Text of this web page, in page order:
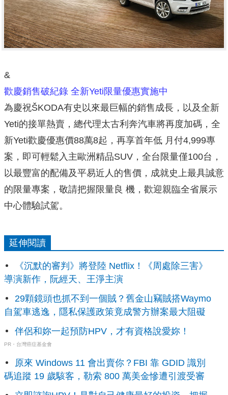
&
歡慶銷售破紀錄 全新Yeti限量優惠實施中
為慶祝ŠKODA有史以來最巨幅的銷售成長，以及全新
Yeti的接單熱賣，總代理太古利奔汽車將再度加碼，全
新Yeti歡慶優惠價88萬8起，再享首年低 月付4,999專
案，即可輕鬆入主歐洲精品SUV，全台限量僅100台，
以最豐富的配備及平易近人的售價，成就史上最具誠意
的限量專案，敬請把握限量良 機，歡迎親臨全省展示
中心體驗試駕。
延伸閱讀
《沉默的審判》將登陸 Netflix！《周處除三害》
導演新作，阮經天、王淨主演
29顆鏡頭也抓不到一個賊？舊金山竊賊搭Waymo
自駕車逃逸，隱私保護政策竟成警方辦案最大阻礙
伴侶和妳一起預防HPV，才有資格說愛妳！
PR・台灣癌症基金會
原來 Windows 11 會出賣你？FBI 靠 GDID 識別
碼追蹤 19 歲駭客，勒索 800 萬美金慘遭引渡受審